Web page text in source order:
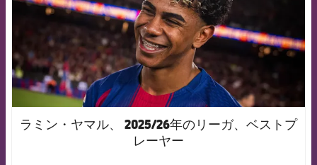
ラミン・ヤマル、 2025/26年のリーガ、ベストプ
レーヤー